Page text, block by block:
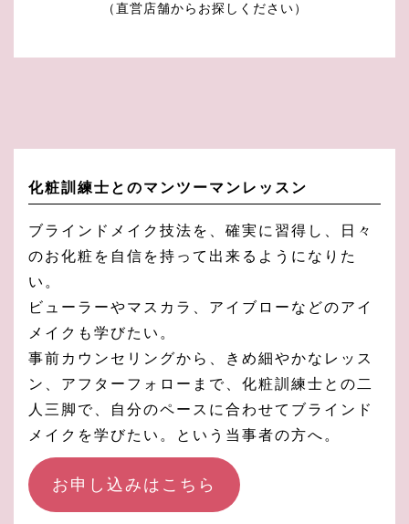
（直営店舗からお探しください）
化粧訓練士とのマンツーマンレッスン
ブラインドメイク技法を、確実に習得し、日々
のお化粧を自信を持って出来るようになりた
い。
ビューラーやマスカラ、アイブローなどのアイ
メイクも学びたい。
事前カウンセリングから、きめ細やかなレッス
ン、アフターフォローまで、化粧訓練士との二
人三脚で、自分のペースに合わせてブラインド
メイクを学びたい。という当事者の方へ。
お申し込みはこちら